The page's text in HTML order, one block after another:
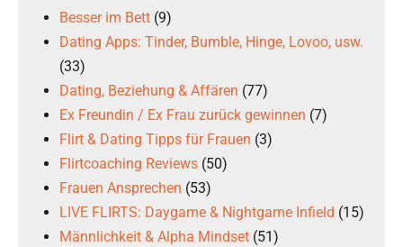
Besser im Bett (9)
Dating Apps: Tinder, Bumble, Hinge, Lovoo, usw.
(33)
Dating, Beziehung & Affären (77)
Ex Freundin / Ex Frau zurück gewinnen (7)
Flirt & Dating Tipps für Frauen (3)
Flirtcoaching Reviews (50)
Frauen Ansprechen (53)
LIVE FLIRTS: Daygame & Nightgame Infield (15)
Männlichkeit & Alpha Mindset (51)